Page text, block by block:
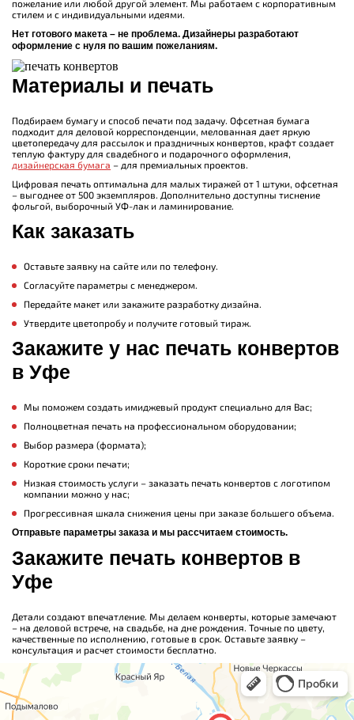
пожелание или любой другой элемент. Мы работаем с корпоративным
стилем и с индивидуальными идеями.
Нет готового макета – не проблема. Дизайнеры разработают
оформление с нуля по вашим пожеланиям.
Материалы и печать
Подбираем бумагу и способ печати под задачу. Офсетная бумага
подходит для деловой корреспонденции, мелованная дает яркую
цветопередачу для рассылок и праздничных конвертов, крафт создает
теплую фактуру для свадебного и подарочного оформления,
дизайнерская бумага – для премиальных проектов.
Цифровая печать оптимальна для малых тиражей от 1 штуки, офсетная
– выгоднее от 500 экземпляров. Дополнительно доступны тиснение
фольгой, выборочный УФ-лак и ламинирование.
Как заказать
Оставьте заявку на сайте или по телефону.
Согласуйте параметры с менеджером.
Передайте макет или закажите разработку дизайна.
Утвердите цветопробу и получите готовый тираж.
Закажите у нас печать конвертов
в Уфе
Мы поможем создать имиджевый продукт специально для Вас;
Полноцветная печать на профессиональном оборудовании;
Выбор размера (формата);
Короткие сроки печати;
Низкая стоимость услуги – заказать печать конвертов с логотипом
компании можно у нас;
Прогрессивная шкала снижения цены при заказе большего объема.
Отправьте параметры заказа и мы рассчитаем стоимость.
Закажите печать конвертов в
Уфе
Детали создают впечатление. Мы делаем конверты, которые замечают
– на деловой встрече, на свадьбе, на дне рождения. Точные по цвету,
качественные по исполнению, готовые в срок. Оставьте заявку –
консультация и расчет стоимости бесплатно.